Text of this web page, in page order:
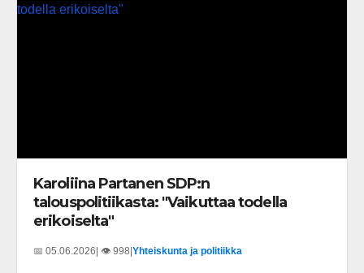
Karoliina Partanen SDP:n
talouspolitiikasta: "Vaikuttaa todella
erikoiselta"
📅 05.06.2026 | 👁️ 998 Yhteiskunta ja politiikka